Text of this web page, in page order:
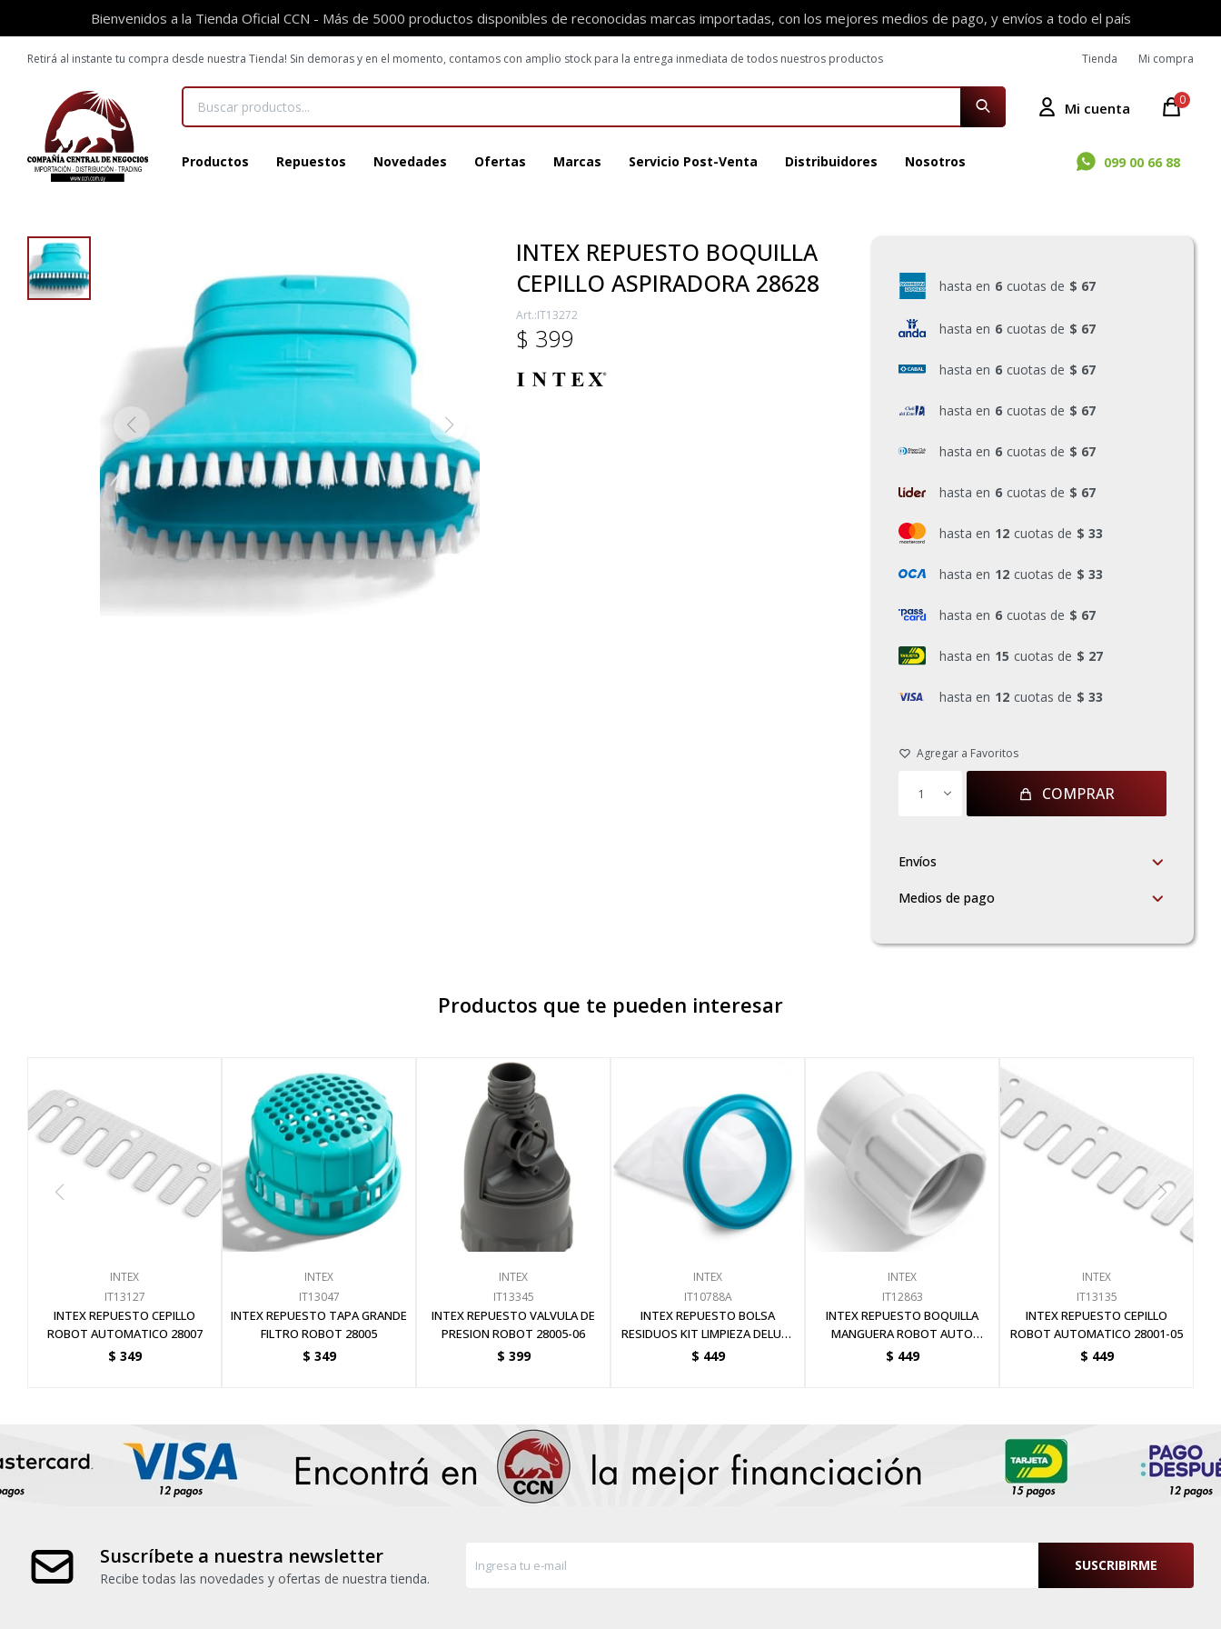
Bienvenidos a la Tienda Oficial CCN - Más de 5000 productos disponibles de reconocidas marcas importadas, con los mejores medios de pago, y envíos a todo el país
Productos Repuestos Novedades Ofertas Marcas Servicio Post-Venta Distribuidores Nosotros 099 00 66 88
0
Retirá al instante tu compra desde nuestra Tienda! Sin demoras y en el momento, contamos con amplio stock para la entrega inmediata de todos nuestros productos Tienda Mi compra
INTEX REPUESTO BOQUILLA
CEPILLO ASPIRADORA 28628
IT13272
$ 399
hasta en 6 cuotas de $ 67
hasta en 6 cuotas de $ 67
hasta en 6 cuotas de $ 67
hasta en 6 cuotas de $ 67
hasta en 6 cuotas de $ 67
hasta en 6 cuotas de $ 67
hasta en 12 cuotas de $ 33
hasta en 12 cuotas de $ 33
hasta en 6 cuotas de $ 67
hasta en 15 cuotas de $ 27
hasta en 12 cuotas de $ 33
1 COMPRAR
Envíos
Medios de pago
Productos que te pueden interesar
INTEX
IT13127
INTEX REPUESTO CEPILLO
ROBOT AUTOMATICO 28007
$ 349
INTEX
IT13047
INTEX REPUESTO TAPA GRANDE
FILTRO ROBOT 28005
$ 349
INTEX
IT13345
INTEX REPUESTO VALVULA DE
PRESION ROBOT 28005-06
$ 399
INTEX
IT10788A
INTEX REPUESTO BOLSA
RESIDUOS KIT LIMPIEZA DELUXE
28003
$ 449
INTEX
IT12863
INTEX REPUESTO BOQUILLA
MANGUERA ROBOT AUTO
28001-05-06
$ 449
INTEX
IT13135
INTEX REPUESTO CEPILLO
ROBOT AUTOMATICO 28001-05
$ 449
Suscríbete a nuestra newsletter
Recibe todas las novedades y ofertas de nuestra tienda.
SUSCRIBIRME